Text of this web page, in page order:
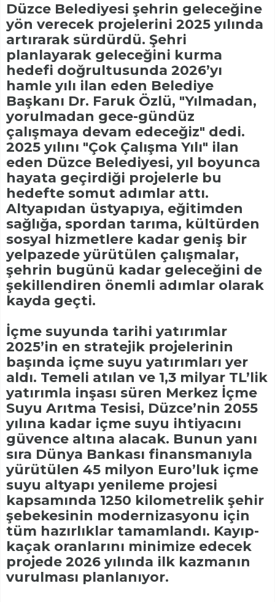
Düzce Belediyesi şehrin geleceğine
yön verecek projelerini 2025 yılında
artırarak sürdürdü. Şehri
planlayarak geleceğini kurma
hedefi doğrultusunda 2026’yı
hamle yılı ilan eden Belediye
Başkanı Dr. Faruk Özlü, "Yılmadan,
yorulmadan gece-gündüz
çalışmaya devam edeceğiz" dedi.
2025 yılını "Çok Çalışma Yılı" ilan
eden Düzce Belediyesi, yıl boyunca
hayata geçirdiği projelerle bu
hedefte somut adımlar attı.
Altyapıdan üstyapıya, eğitimden
sağlığa, spordan tarıma, kültürden
sosyal hizmetlere kadar geniş bir
yelpazede yürütülen çalışmalar,
şehrin bugünü kadar geleceğini de
şekillendiren önemli adımlar olarak
kayda geçti.
İçme suyunda tarihi yatırımlar
2025’in en stratejik projelerinin
başında içme suyu yatırımları yer
aldı. Temeli atılan ve 1,3 milyar TL’lik
yatırımla inşası süren Merkez İçme
Suyu Arıtma Tesisi, Düzce’nin 2055
yılına kadar içme suyu ihtiyacını
güvence altına alacak. Bunun yanı
sıra Dünya Bankası finansmanıyla
yürütülen 45 milyon Euro’luk içme
suyu altyapı yenileme projesi
kapsamında 1250 kilometrelik şehir
şebekesinin modernizasyonu için
tüm hazırlıklar tamamlandı. Kayıp-
kaçak oranlarını minimize edecek
projede 2026 yılında ilk kazmanın
vurulması planlanıyor.